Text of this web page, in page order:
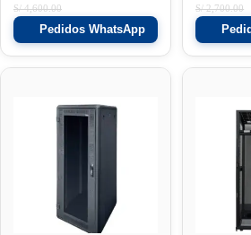
S/4,600.00
Pedidos WhatsApp
S/2,700.00